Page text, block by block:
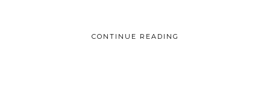
CONTINUE READING